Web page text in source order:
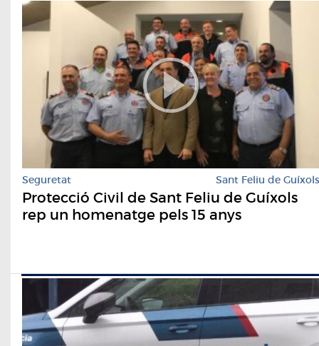
Seguretat Sant Feliu de Guíxols
Protecció Civil de Sant Feliu de Guíxols
rep un homenatge pels 15 anys